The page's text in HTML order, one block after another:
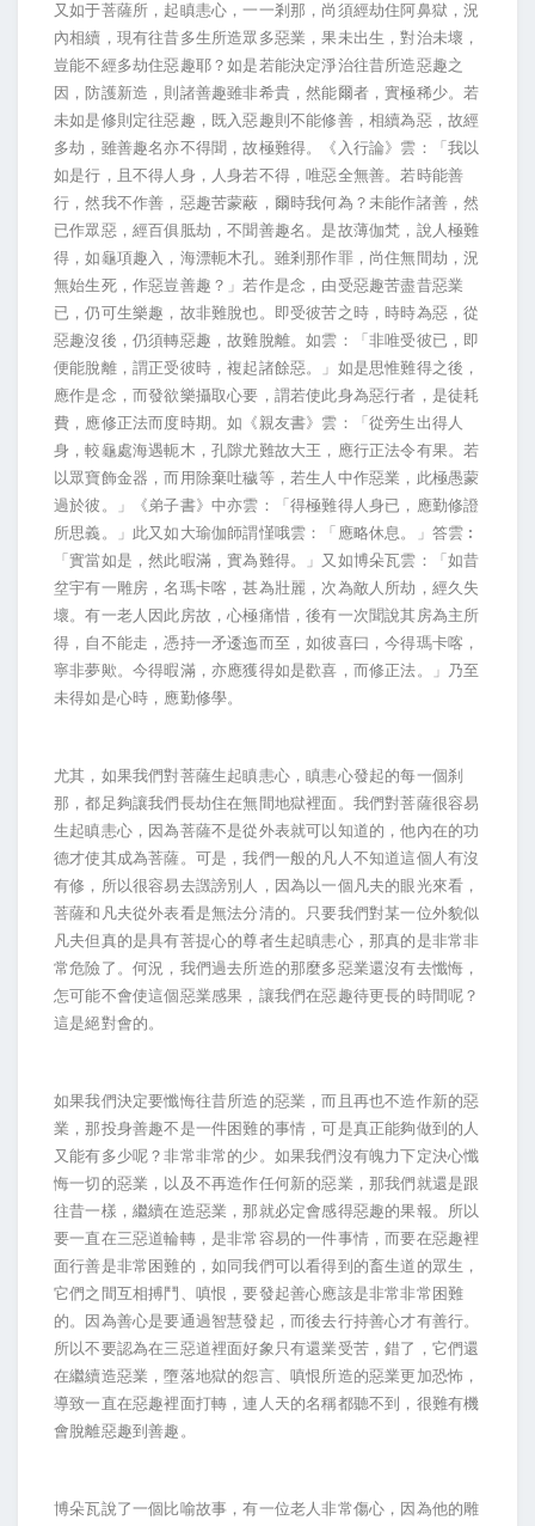
又如于菩薩所，起瞋恚心，一一剎那，尚須經劫住阿鼻獄，況
內相續，現有往昔多生所造眾多惡業，果未出生，對治未壞，
豈能不經多劫住惡趣耶？如是若能決定淨治往昔所造惡趣之
因，防護新造，則諸善趣雖非希貴，然能爾者，實極稀少。若
未如是修則定往惡趣，既入惡趣則不能修善，相續為惡，故經
多劫，雖善趣名亦不得聞，故極難得。《入行論》雲：「我以
如是行，且不得人身，人身若不得，唯惡全無善。若時能善
行，然我不作善，惡趣苦蒙蔽，爾時我何為？未能作諸善，然
已作眾惡，經百俱胝劫，不聞善趣名。是故薄伽梵，說人極難
得，如龜項趣入，海漂軛木孔。雖剎那作罪，尚住無間劫，況
無始生死，作惡豈善趣？」若作是念，由受惡趣苦盡昔惡業
已，仍可生樂趣，故非難脫也。即受彼苦之時，時時為惡，從
惡趣沒後，仍須轉惡趣，故難脫離。如雲：「非唯受彼已，即
便能脫離，謂正受彼時，複起諸餘惡。」如是思惟難得之後，
應作是念，而發欲樂攝取心要，謂若使此身為惡行者，是徒耗
費，應修正法而度時期。如《親友書》雲：「從旁生出得人
身，較龜處海遇軛木，孔隙尤難故大王，應行正法令有果。若
以眾寶飾金器，而用除棄吐穢等，若生人中作惡業，此極愚蒙
過於彼。」《弟子書》中亦雲：「得極難得人身已，應勤修證
所思義。」此又如大瑜伽師謂慬哦雲：「應略休息。」答雲︰
「實當如是，然此暇滿，實為難得。」又如博朵瓦雲：「如昔
坌宇有一雕房，名瑪卡喀，甚為壯麗，次為敵人所劫，經久失
壞。有一老人因此房故，心極痛惜，後有一次聞說其房為主所
得，自不能走，憑持一矛逶迤而至，如彼喜曰，今得瑪卡喀，
寧非夢歟。今得暇滿，亦應獲得如是歡喜，而修正法。」乃至
未得如是心時，應勤修學。
尤其，如果我們對菩薩生起瞋恚心，瞋恚心發起的每一個刹
那，都足夠讓我們長劫住在無間地獄裡面。我們對菩薩很容易
生起瞋恚心，因為菩薩不是從外表就可以知道的，他內在的功
德才使其成為菩薩。可是，我們一般的凡人不知道這個人有沒
有修，所以很容易去譭謗別人，因為以一個凡夫的眼光來看，
菩薩和凡夫從外表看是無法分清的。只要我們對某一位外貌似
凡夫但真的是具有菩提心的尊者生起瞋恚心，那真的是非常非
常危險了。何況，我們過去所造的那麼多惡業還沒有去懺悔，
怎可能不會使這個惡業感果，讓我們在惡趣待更長的時間呢？
這是絕對會的。
如果我們決定要懺悔往昔所造的惡業，而且再也不造作新的惡
業，那投身善趣不是一件困難的事情，可是真正能夠做到的人
又能有多少呢？非常非常的少。如果我們沒有魄力下定決心懺
悔一切的惡業，以及不再造作任何新的惡業，那我們就還是跟
往昔一樣，繼續在造惡業，那就必定會感得惡趣的果報。所以
要一直在三惡道輪轉，是非常容易的一件事情，而要在惡趣裡
面行善是非常困難的，如同我們可以看得到的畜生道的眾生，
它們之間互相搏鬥、嗔恨，要發起善心應該是非常非常困難
的。因為善心是要通過智慧發起，而後去行持善心才有善行。
所以不要認為在三惡道裡面好象只有還業受苦，錯了，它們還
在繼續造惡業，墮落地獄的怨言、嗔恨所造的惡業更加恐怖，
導致一直在惡趣裡面打轉，連人天的名稱都聽不到，很難有機
會脫離惡趣到善趣。
博朵瓦說了一個比喻故事，有一位老人非常傷心，因為他的雕